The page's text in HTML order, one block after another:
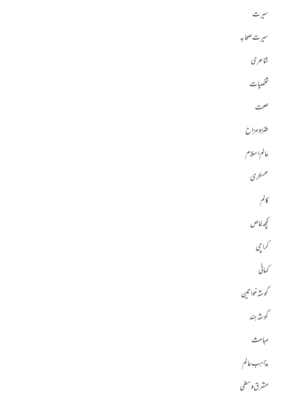
سیرت
سیرت صحابہ
شاعری
شخصیات
صحت
طنز و مزاح
عالم اسلام
عسکری
کالم
کچھ خاص
کراچی
کہانی
گوشہ خواتین
گوشہ ہند
مباحث
مذاہب عالم
مشرق وسطی